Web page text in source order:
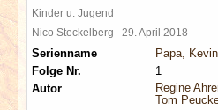
Kinder u. Jugend
Nico Steckelberg 29. April 2018
Serienname
Papa,
Folge Nr.
1
Autor
Regine
Tom